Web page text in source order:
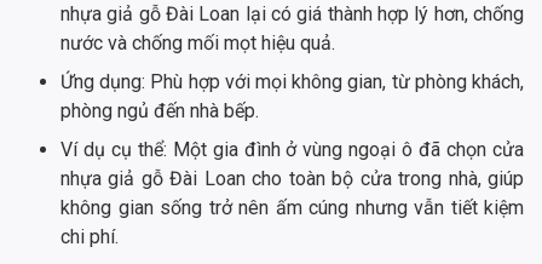
nhựa giả gỗ Đài Loan lại có giá thành hợp lý hơn, chống
nước và chống mối mọt hiệu quả.
Ứng dụng: Phù hợp với mọi không gian, từ phòng khách,
phòng ngủ đến nhà bếp.
Ví dụ cụ thể: Một gia đình ở vùng ngoại ô đã chọn cửa
nhựa giả gỗ Đài Loan cho toàn bộ cửa trong nhà, giúp
không gian sống trở nên ấm cúng nhưng vẫn tiết kiệm
chi phí.